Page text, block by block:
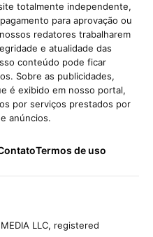
totalmente independente,
para aprovação ou
redatores trabalharem
e atualidade das
conteúdo pode ficar
Sobre as publicidades,
é exibido em nosso portal,
por serviços prestados por
anúncios.
Termos de uso
LLC, registered